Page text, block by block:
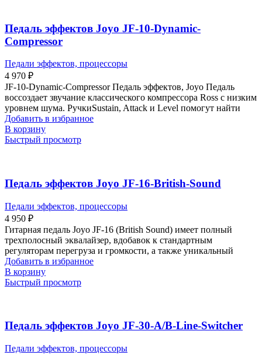
Педаль эффектов Joyo JF-10-Dynamic-
Compressor
Педали эффектов, процессоры
4 970 ₽
JF-10-Dynamic-Compressor Педаль эффектов, Joyo Педаль
воссоздает звучание классического компрессора Ross с низким
уровнем шума. РучкиSustain, Attack и Level помогут найти
Добавить в избранное
В корзину
Быстрый просмотр
Педаль эффектов Joyo JF-16-British-Sound
Педали эффектов, процессоры
4 950 ₽
Гитарная педаль Joyo JF-16 (British Sound) имеет полный
трехполосный эквалайзер, вдобавок к стандартным
регуляторам перегруза и громкости, а также уникальный
Добавить в избранное
В корзину
Быстрый просмотр
Педаль эффектов Joyo JF-30-A/B-Line-Switcher
Педали эффектов, процессоры